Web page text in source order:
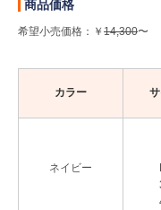
商品価格
希望小売価格：￥ 14,300〜
カラー
ネイビー